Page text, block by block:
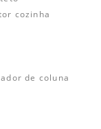
cozinha
de coluna